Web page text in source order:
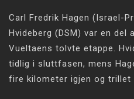
Carl Fredrik Hagen (Israel-
Hvideberg (DSM) var en del
Vueltaens tolvte etappe.
tidlig i sluttfasen, mens
fire kilometer igjen og trillet